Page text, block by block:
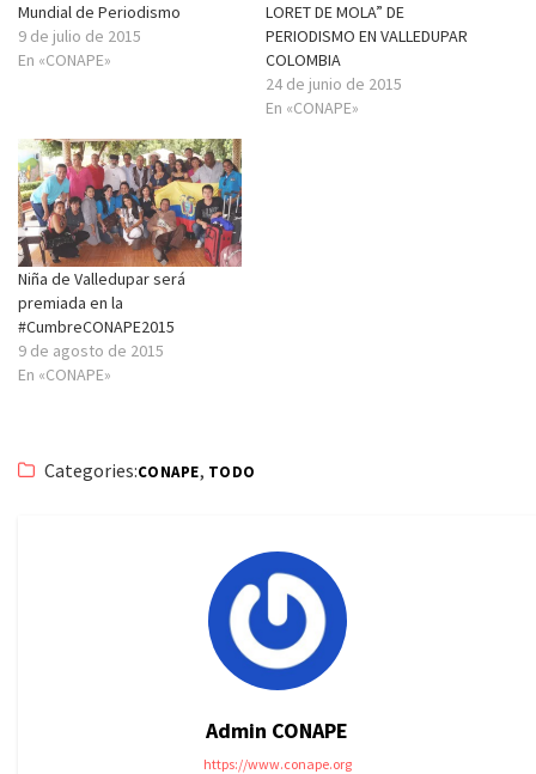
Mundial de Periodismo
9 de julio de 2015
En «CONAPE»
LORET DE MOLA” DE
PERIODISMO EN VALLEDUPAR
COLOMBIA
24 de junio de 2015
En «CONAPE»
Niña de Valledupar será
premiada en la
#CumbreCONAPE2015
9 de agosto de 2015
En «CONAPE»
Categories:CONAPE, TODO
Admin CONAPE
https://www.conape.org